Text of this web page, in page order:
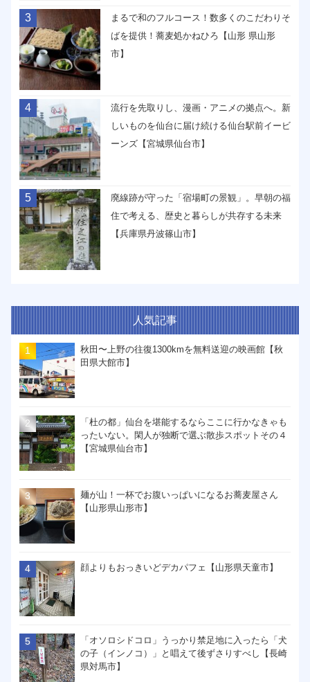
3
まるで和のフルコース！数多くのこだわりそ
ばを提供！蕎麦処かねひろ【山形 県山形
市】
4
流行を先取りし、漫画・アニメの拠点へ。新
しいものを仙台に届け続ける仙台駅前イービ
ーンズ【宮城県仙台市】
5
廃線跡が守った「宿場町の景観」。早朝の福
住で考える、歴史と暮らしが共存する未来
【兵庫県丹波篠山市】
人気記事
秋田〜上野の往復1300kmを無料送迎の映画館【秋
田県大館市】
「杜の都」仙台を堪能するならここに行かなきゃも
ったいない。閑人が独断で選ぶ散歩スポットその４
【宮城県仙台市】
麺が山！一杯でお腹いっぱいになるお蕎麦屋さん
【山形県山形市】
顔よりもおっきいどデカパフェ【山形県天童市】
「オソロシドコロ」うっかり禁足地に入ったら「犬
の子（インノコ）」と唱えて後ずさりすべし【長崎
県対馬市】